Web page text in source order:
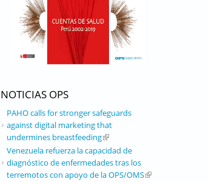
NOTICIAS OPS
PAHO calls for stronger safeguards
against digital marketing that
undermines breastfeeding(link is external)
Venezuela refuerza la capacidad de
diagnóstico de enfermedades tras los
terremotos con apoyo de la OPS/OMS(link is external)